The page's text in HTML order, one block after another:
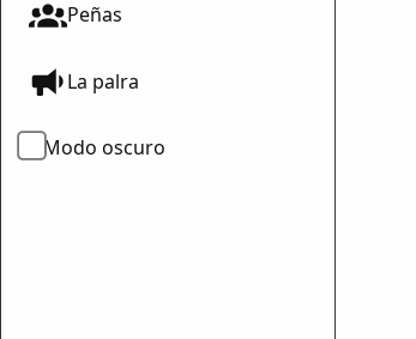
Peñas
La palra
Modo oscuro